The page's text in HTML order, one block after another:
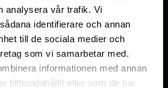
analysera vår trafik. Vi
identifierare och annan
till de sociala medier och
som vi samarbetar med.
informationen med annan
tillhandahållit eller som de har